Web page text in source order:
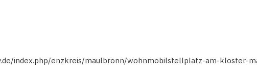
index.php/enzkreis/maulbronn/wohnmobilstellplatz-am-kloster-